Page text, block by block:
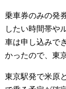
乗車券のみの発
したい時間帯や
車は申し込みで
かったので、東
東京駅発で米原